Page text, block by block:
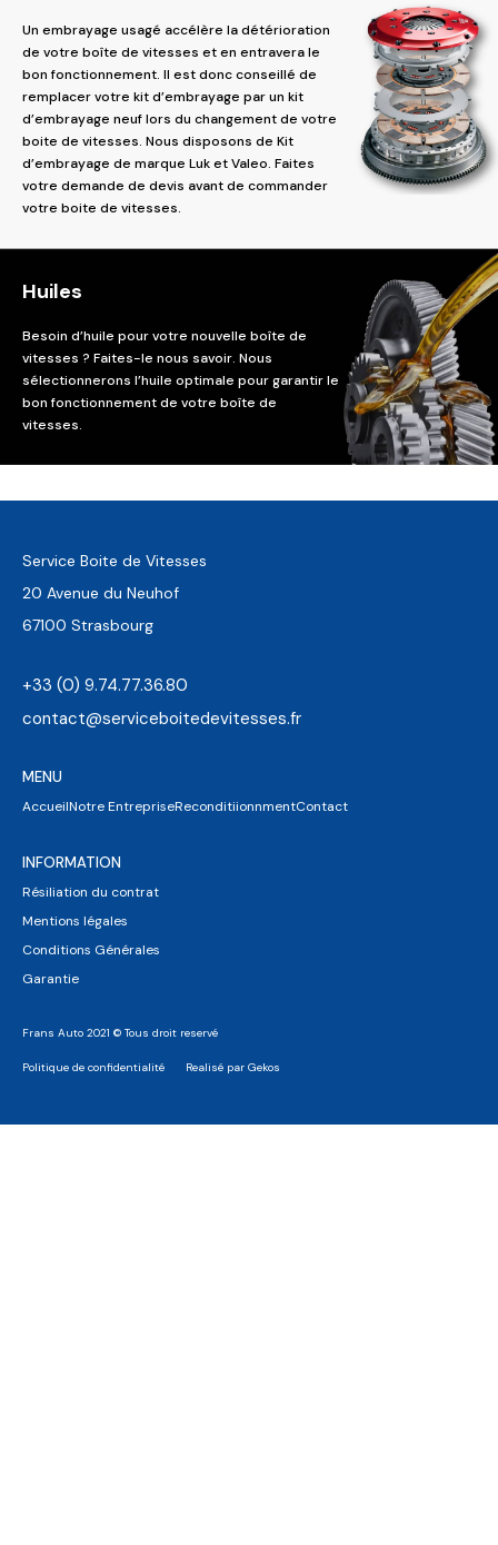
Un embrayage usagé accélère la détérioration
de votre boîte de vitesses et en entravera le
bon fonctionnement. Il est donc conseillé de
remplacer votre kit d’embrayage par un kit
d’embrayage neuf lors du changement de votre
boite de vitesses. Nous disposons de Kit
d’embrayage de marque Luk et Valeo. Faites
votre demande de devis avant de commander
votre boite de vitesses.
Huiles
Besoin d’huile pour votre nouvelle boîte de
vitesses ? Faites-le nous savoir. Nous
sélectionnerons l’huile optimale pour garantir le
bon fonctionnement de votre boîte de
vitesses.
Service Boite de Vitesses
20 Avenue du Neuhof
67100 Strasbourg
+33 (0) 9.74.77.36.80
contact@serviceboitedevitesses.fr
MENU
AccueilNotre EntrepriseReconditiionnmentContact
INFORMATION
Résiliation du contrat
Mentions légales
Conditions Générales
Garantie
Frans Auto 2021 © Tous droit reservé
Politique de confidentialité Realisé par Gekos